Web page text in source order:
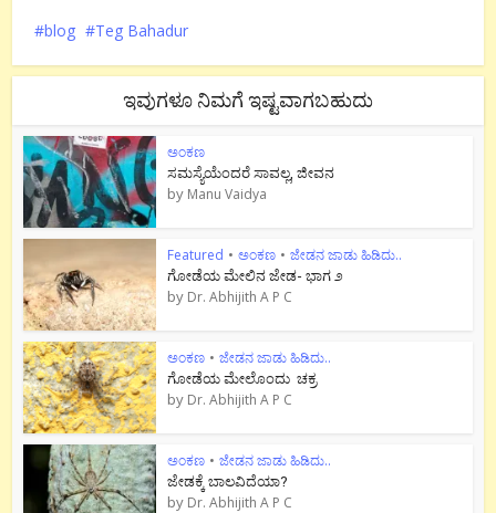
blog Teg Bahadur
ಇವುಗಳೂ ನಿಮಗೆ ಇಷ್ಟವಾಗಬಹುದು
ಅಂಕಣ
ಸಮಸ್ಯೆಯೆಂದರೆ ಸಾವಲ್ಲ, ಜೀವನ
by Manu Vaidya
Featured • ಅಂಕಣ • ಜೇಡನ ಜಾಡು ಹಿಡಿದು..
ಗೋಡೆಯ ಮೇಲಿನ ಜೇಡ- ಭಾಗ ೨
by Dr. Abhijith A P C
ಅಂಕಣ • ಜೇಡನ ಜಾಡು ಹಿಡಿದು..
ಗೋಡೆಯ ಮೇಲೊಂದು ಚಕ್ರ
by Dr. Abhijith A P C
ಅಂಕಣ • ಜೇಡನ ಜಾಡು ಹಿಡಿದು..
ಜೇಡಕ್ಕೆ ಬಾಲವಿದೆಯಾ?
by Dr. Abhijith A P C